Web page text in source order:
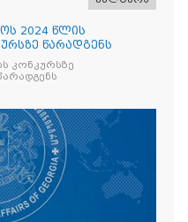
2024 წლის
წარადგენს
კონკურსზე